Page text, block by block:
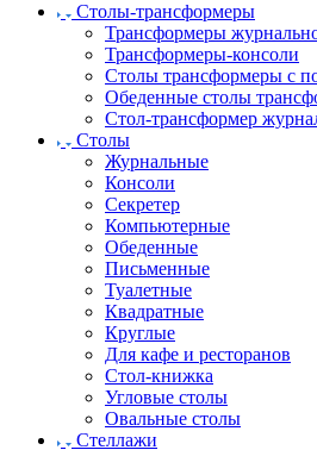
Столы-трансформеры
Трансформеры
Трансформеры-консоли
Столы трансформеры с
Обеденные столы
Стол-трансформер
Столы
Журнальные
Консоли
Секретер
Компьютерные
Обеденные
Письменные
Туалетные
Квадратные
Круглые
Для кафе и ресторанов
Стол-книжка
Угловые столы
Овальные столы
Стеллажи